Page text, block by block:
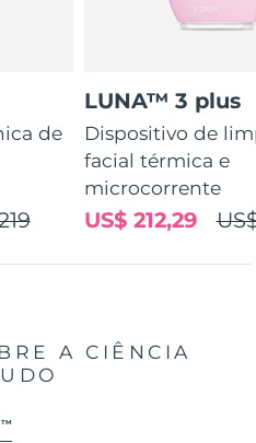
de
LUNA™ 3 plus
Dispositivo de
facial térmica e
microcorrente
US$ 212,29
A CIÊNCIA
TM